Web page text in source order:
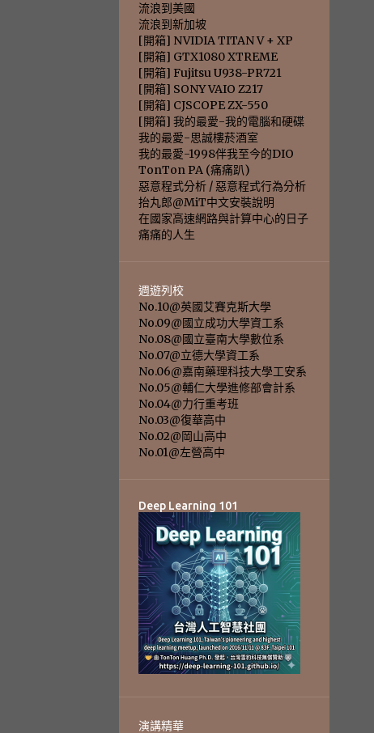
流浪到美國
流浪到新加坡
[開箱] NVIDIA TITAN V + XP
[開箱] GTX1080 XTREME
[開箱] Fujitsu U938-PR721
[開箱] SONY VAIO Z217
[開箱] CJSCOPE ZX-550
[開箱] 我的最愛-我的電腦和硬碟
我的最愛-思誠樓菸酒室
我的最愛-1998伴我至今的DIO
TonTon PA (痛痛趴)
惡意程式分析 / 惡意程式行為分析
抬丸郎@MiT中文安裝說明
在國家高速網路與計算中心的日子
痛痛的人生
週遊列校
No.10@英國艾賽克斯大學
No.09@國立成功大學資工系
No.08@國立臺南大學數位系
No.07@立德大學資工系
No.06@嘉南藥理科技大學工安系
No.05@輔仁大學進修部會計系
No.04@力行重考班
No.03@復華高中
No.02@岡山高中
No.01@左營高中
Deep Learning 101
演講精華